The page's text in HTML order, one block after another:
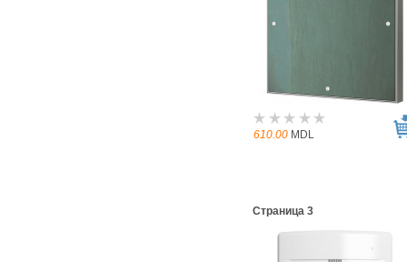
610.00 MDL
Страница 3